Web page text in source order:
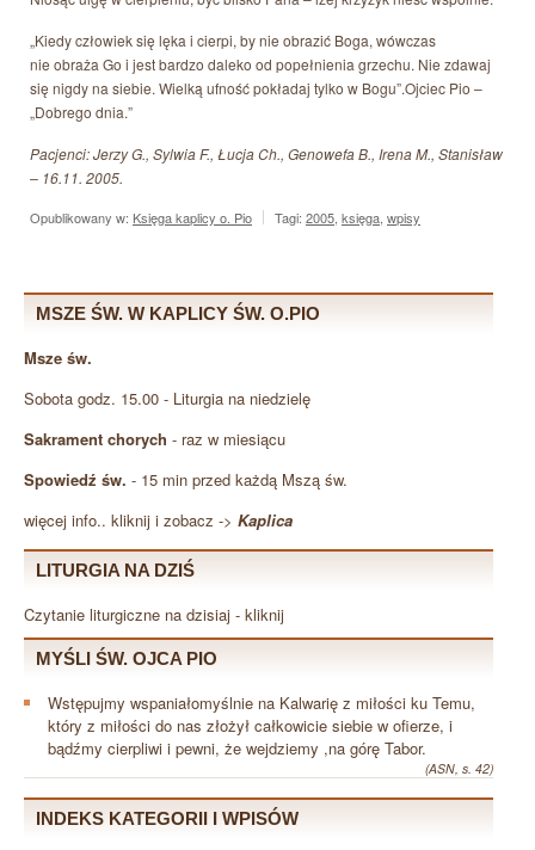
„Kiedy człowiek się lęka i cierpi, by nie obrazić Boga, wówczas
nie obraża Go i jest bardzo daleko od popełnienia grzechu. Nie zdawaj
się nigdy na siebie. Wielką ufność pokładaj tylko w Bogu”.Ojciec Pio –
„Dobrego dnia.”
Pacjenci: Jerzy G., Sylwia F., Łucja Ch., Genowefa B., Irena M., Stanisław
– 16.11. 2005.
Opublikowany w: Księga kaplicy o. Pio Tagi: 2005, księga, wpisy
MSZE ŚW. W KAPLICY ŚW. O.PIO
Msze św.
Sobota godz. 15.00 - Liturgia na niedzielę
Sakrament chorych - raz w miesiącu
Spowiedź św. - 15 min przed każdą Mszą św.
więcej info.. kliknij i zobacz -> Kaplica
LITURGIA NA DZIŚ
Czytanie liturgiczne na dzisiaj - kliknij
MYŚLI ŚW. OJCA PIO
Wstępujmy wspaniałomyślnie na Kalwarię z miłości ku Temu,
który z miłości do nas złożył całkowicie siebie w ofierze, i
bądźmy cierpliwi i pewni, że wejdziemy ,na górę Tabor.
(ASN, s. 42)
INDEKS KATEGORII I WPISÓW